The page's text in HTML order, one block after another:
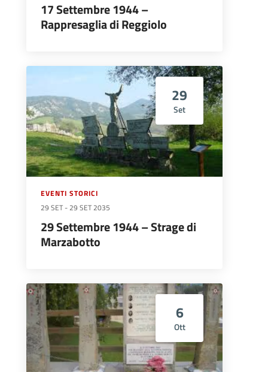
17 Settembre 1944 –
Rappresaglia di Reggiolo
29
Set
EVENTI STORICI
29 SET -29 SET 2035
29 Settembre 1944 – Strage di
Marzabotto
6
Ott